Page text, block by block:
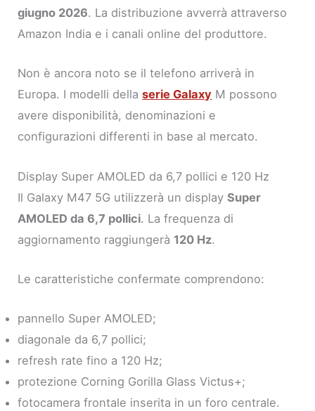
giugno 2026. La distribuzione avverrà attraverso
Amazon India e i canali online del produttore.
Non è ancora noto se il telefono arriverà in
Europa. I modelli dellaserie Galaxy M possono
avere disponibilità, denominazioni e
configurazioni differenti in base al mercato.
Display Super AMOLED da 6,7 pollici e 120 Hz
Il Galaxy M47 5G utilizzerà un displaySuper
AMOLED da 6,7 pollici. La frequenza di
aggiornamento raggiungerà 120 Hz.
Le caratteristiche confermate comprendono:
pannello Super AMOLED;
diagonale da 6,7 pollici;
refresh rate fino a 120 Hz;
protezione Corning Gorilla Glass Victus+;
fotocamera frontale inserita in un foro centrale.